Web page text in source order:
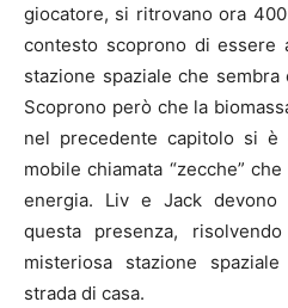
giocatore, si ritrovano ora
contesto scoprono di essere
stazione spaziale che sembra
Scoprono però che la
nel precedente capitolo si
mobile chiamata “zecche”
energia. Liv e Jack devono
questa presenza,
misteriosa stazione
strada di casa.